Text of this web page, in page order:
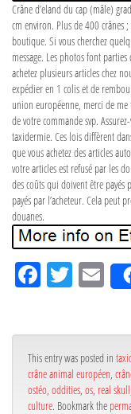
Crâne d’eland du cap (mâle)
cm environ. Plus de 400 crânes
boutique. Si vous cherchez
message. Les photos font
achetez plusieurs articles chez
expédier en 1 colis et de
union européenne, merci de
de votre commande svp.
taxidermie. Ces lois diffèrent
que vous achetez des articles
votre articles est refusé par les
des coûts qui doivent être payés
payés par l’acheteur. Cela peut
douanes.
Fa
ce
ok
Tw
itt
Em
ail
This entry was posted in
crâne animal européen
ostéo oddities os real skull
culture. Bookmark the